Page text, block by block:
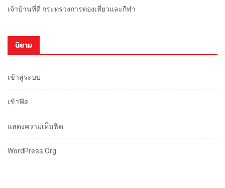
เจ้าบ้านที่ดี กระทรวงการท่องเที่ยวและกีฬา
นิยาม
เข้าสู่ระบบ
เข้าฟีด
แสดงความเห็นฟีด
WordPress.org